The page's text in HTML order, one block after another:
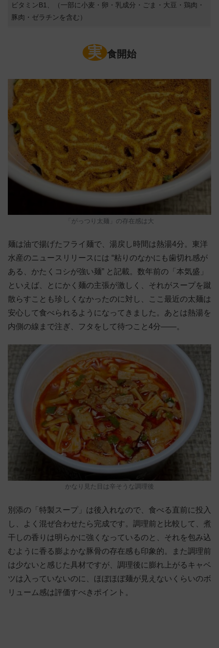
ビタミンB1、（一部に小麦・卵・乳成分・ごま・大豆・鶏肉・
豚肉・ゼラチンを含む）
実 食開始
「がっつり太麺」の存在感は大
麺は油で揚げたフライ麺で、湯戻し時間は熱湯4分。東洋
水産のニュースリリースには “粘りのなかにも歯切れ感が
ある、かたくコシが強い麺” と記載。数年前の「本気盛」
といえば、とにかく麺の主張が激しく、それがスープを蹴
散らすことも珍しくなかったのに対し、ここ最近の太麺は
安心して食べられるようになってきました。あとは熱湯を
内側の線まで注ぎ、フタをして待つこと4分——。
かなり見た目は辛そうな調理後
別添の「特製スープ」は後入れなので、食べる直前に投入
し、よく混ぜ合わせたら完成です。調理前と比較して、煮
干しの香りは明らかに強くなっているのと、それを包み込
むように香る膨よかな豚骨の存在感も印象的。また調理前
は少ないと感じた具材ですが、調理後に膨れ上がるキャベ
ツは入っていないのに、ほぼほぼ麺が見えないくらいのボ
リューム感は評価すべきポイント。